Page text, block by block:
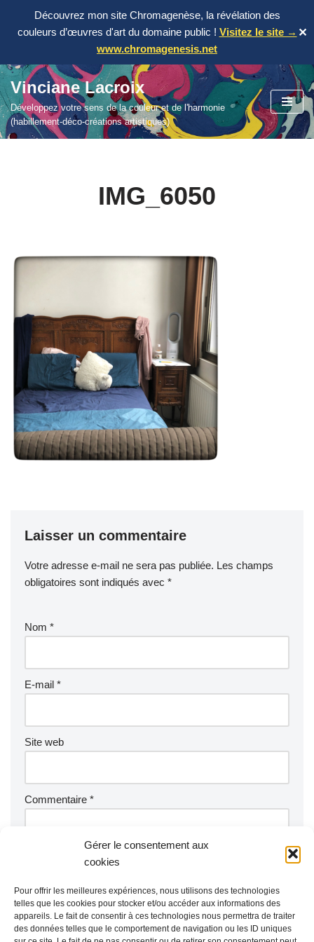
Gérer le consentement aux
cookies
Pour offrir les meilleures expériences, nous utilisons des technologies
telles que les cookies pour stocker et/ou accéder aux informations des
appareils. Le fait de consentir à ces technologies nous permettra de traiter
des données telles que le comportement de navigation ou les ID uniques
Découvrez mon site Chromagenèse, la révélation des
couleurs d’œuvres d'art du domaine public ! Visitez le site →
www.chromagenesis.net
✕
Aller
au
contenu
Vinciane Lacroix
Développez votre sens de la couleur et de l'harmonie
(habillement-déco-créations artistiques)
IMG_6050
Laisser un commentaire
Votre adresse e-mail ne sera pas publiée. Les champs
obligatoires sont indiqués avec *
Nom *
E-mail *
Site web
Commentaire *